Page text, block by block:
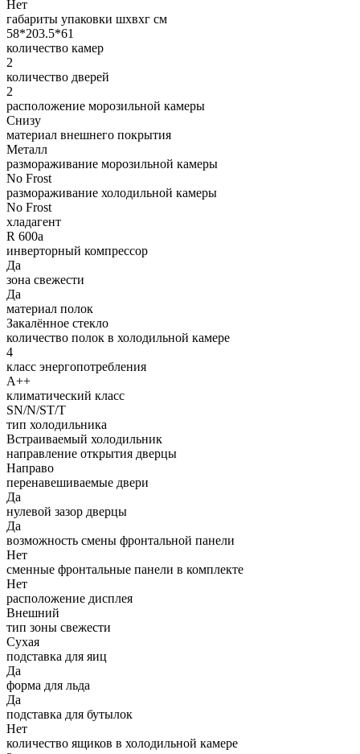
Нет
габариты упаковки шxвxг см
58*203.5*61
количество камер
2
количество дверей
2
расположение морозильной камеры
Снизу
материал внешнего покрытия
Металл
размораживание морозильной камеры
No Frost
размораживание холодильной камеры
No Frost
хладагент
R 600a
инверторный компрессор
Да
зона свежести
Да
материал полок
Закалённое стекло
количество полок в холодильной камере
4
класс энергопотребления
A++
климатический класс
SN/N/ST/T
тип холодильника
Встраиваемый холодильник
направление открытия дверцы
Направо
перенавешиваемые двери
Да
нулевой зазор дверцы
Да
возможность смены фронтальной панели
Нет
сменные фронтальные панели в комплекте
Нет
расположение дисплея
Внешний
тип зоны свежести
Сухая
подставка для яиц
Да
форма для льда
Да
подставка для бутылок
Нет
количество ящиков в холодильной камере